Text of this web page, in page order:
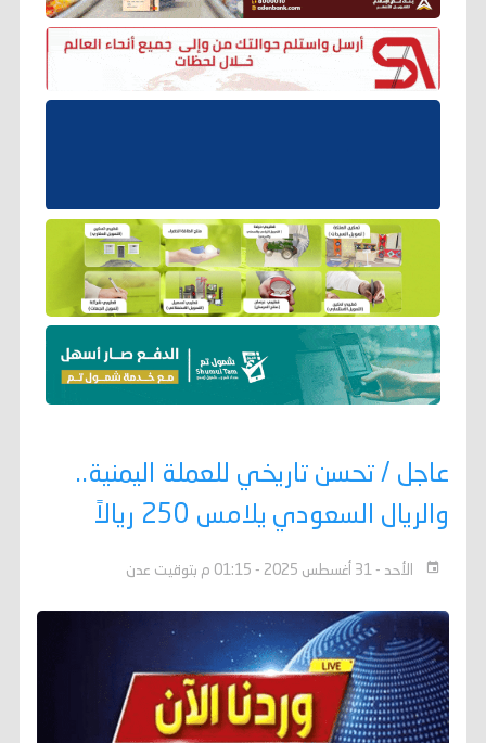
عاجل / تحسن تاريخي للعملة اليمنية..
والريال السعودي يلامس 250 ريالاً
الأحد - 31 أغسطس 2025 - 01:15 م بتوقيت عدن